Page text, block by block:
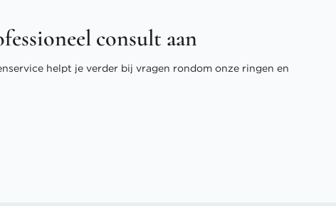
consult aan
helpt je verder bij vragen rondom onze ringen en